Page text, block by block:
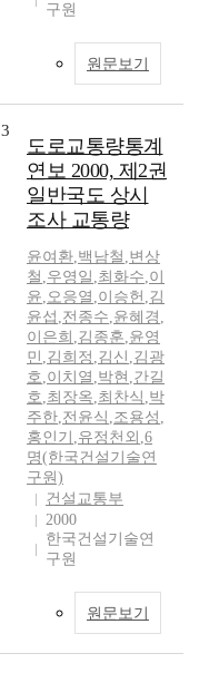
구원
원문보기
3
도로교통량통계
연보 2000, 제2권
일반국도 상시
조사 교통량
윤여환,백남철 ,변상
철 ,우영일 ,최화수,이
윤,오응열 ,이승헌 ,김
윤섭 ,전종수,윤혜경 ,
이은희 ,김종훈,윤영
민 ,김희정 ,김신 ,김광
호,이치열 ,박현 ,간길
호,최장옥,최찬식 ,박
주한,전윤식 ,조용성 ,
홍인기 ,유정천외 ,6
명(한국건설기술연
구원)
건설교통부
2000
한국건설기술연
구원
원문보기